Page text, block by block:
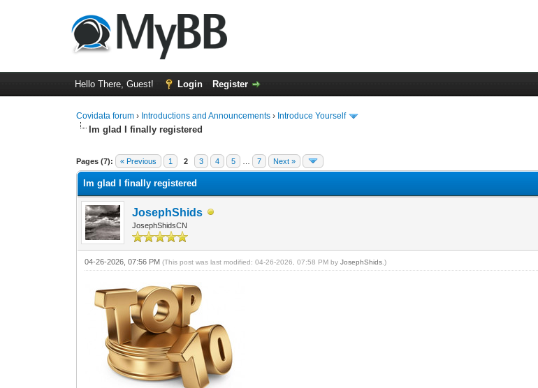
Hello There, Guest! Login Register
Covidata forum › Introductions and Announcements › Introduce Yourself
Im glad I finally registered
Pages (7): « Previous 1 2 3 4 5 7 Next »
0 Vote(s) - 0 Average
1
2
3
4
5
Im glad I finally registered
JosephShids
JosephShidsCN
04-26-2026, 07:56 PM(This post was last modified: 04-26-2026, 07:58 PM byJosephShids .)